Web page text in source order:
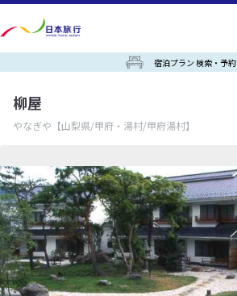
宿泊プラン 検索・予約
柳屋
やなぎや 【山梨県/甲府・湯村/甲府湯村】